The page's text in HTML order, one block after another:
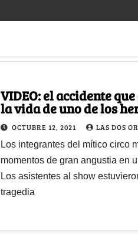
VIDEO: el accidente
la vida de uno de los
OCTUBRE 12, 2021 LAS DOS
Los integrantes del mítico circo
momentos de gran angustia en
Los asistentes al show
tragedia